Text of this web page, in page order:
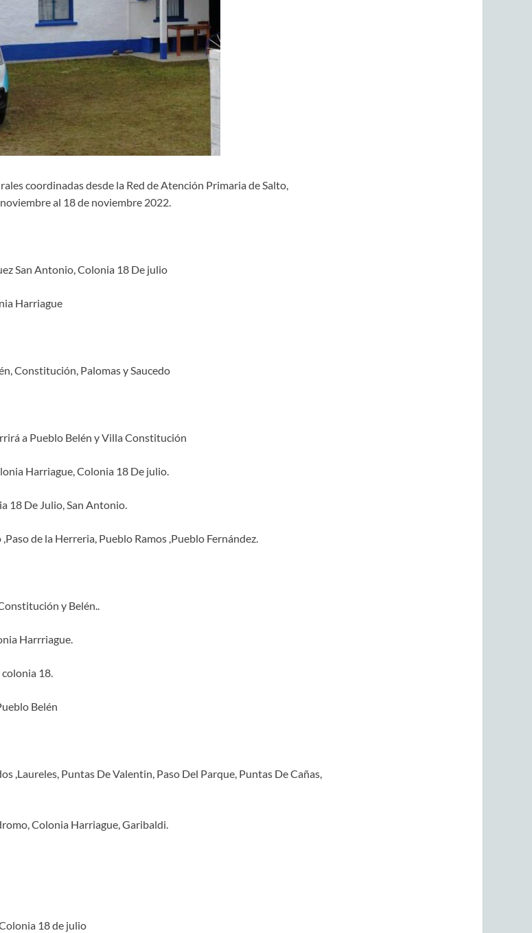
coordinadas desde la Red de Atención Primaria de Salto,
al 18 de noviembre 2022.
San Antonio, Colonia 18 De julio
Harriague
Constitución, Palomas y Saucedo
a Pueblo Belén y Villa Constitución
Harriague, Colonia 18 De julio.
18 De Julio, San Antonio.
de la Herreria, Pueblo Ramos ,Pueblo Fernández.
y Belén..
Harrriague.
18.
Belén
,Laureles, Puntas De Valentin, Paso Del Parque, Puntas De Cañas,
Colonia Harriague, Garibaldi.
18 de julio